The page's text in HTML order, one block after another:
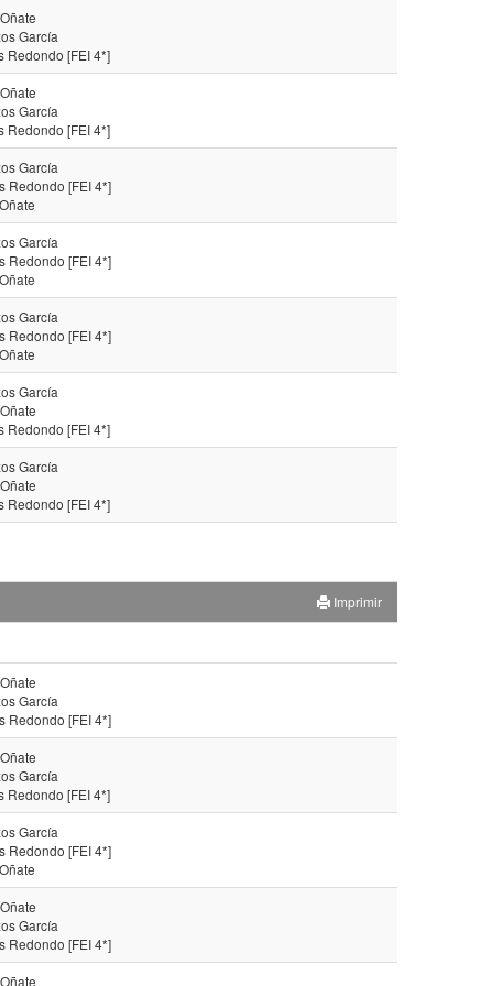
García
Redondo [FEI 4*]
García
Redondo [FEI 4*]
García
Redondo [FEI 4*]
García
Redondo [FEI 4*]
García
Redondo [FEI 4*]
García
Redondo [FEI 4*]
García
Redondo [FEI 4*]
Imprimir
García
Redondo [FEI 4*]
García
Redondo [FEI 4*]
García
Redondo [FEI 4*]
García
Redondo [FEI 4*]